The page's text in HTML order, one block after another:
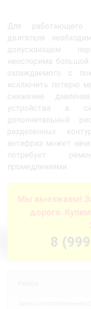
Для работающего
двигателя
допускающем
неоспорима:
охлаждаемого с
исключить потерю
снижение
устройства в
дополнительный
разделенных
антифриз может
потребует
промедлениями.
Мы выезжаем!
дороге.
8